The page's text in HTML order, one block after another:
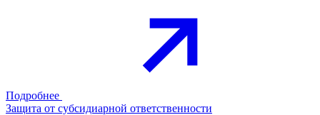
Подробнее
Защита от субсидиарной ответственности